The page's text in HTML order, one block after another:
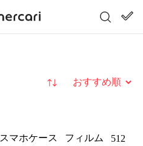
並び替え
スマホケース フィルム
512